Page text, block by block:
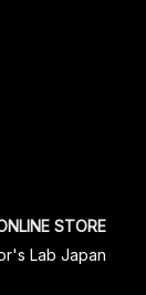
STORE
Lab Japan